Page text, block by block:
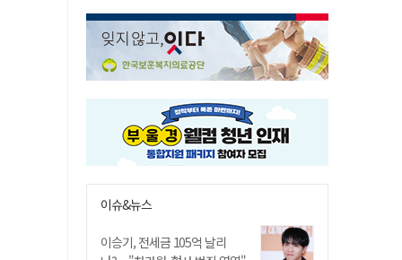
이슈&뉴스
이승기, 전세금 105억 날리